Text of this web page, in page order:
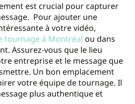
est crucial pour capturer
Pour ajouter une
à votre vidéo,
tournage à Montréal ou dans
Assurez-vous que le lieu
entreprise et le message que
Un bon emplacement
votre équipe de tournage. Il
plus authentique et